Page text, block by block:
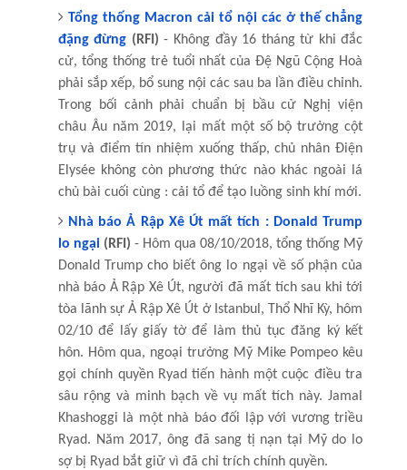
Tổng thống Macron cải tổ nội các ở thế chẳng
đặng đừng (RFI) - Không đầy 16 tháng từ khi đắc
cử, tổng thống trẻ tuổi nhất của Đệ Ngũ Cộng Hoà
phải sắp xếp, bổ sung nội các sau ba lần điều chỉnh.
Trong bối cảnh phải chuẩn bị bầu cử Nghị viện
châu Âu năm 2019, lại mất một số bộ trưởng cột
trụ và điểm tín nhiệm xuống thấp, chủ nhân Điện
Elysée không còn phương thức nào khác ngoài lá
chủ bài cuối cùng : cải tổ để tạo luồng sinh khí mới.
Nhà báo Ả Rập Xê Út mất tích : Donald Trump
lo ngại(RFI) - Hôm qua 08/10/2018, tổng thống Mỹ
Donald Trump cho biết ông lo ngại về số phận của
nhà báo Ả Rập Xê Út, người đã mất tích sau khi tới
tòa lãnh sự Ả Rập Xê Út ở Istanbul, Thổ Nhĩ Kỳ, hôm
02/10 để lấy giấy tờ để làm thủ tục đăng ký kết
hôn. Hôm qua, ngoại trưởng Mỹ Mike Pompeo kêu
gọi chính quyền Ryad tiến hành một cuộc điều tra
sâu rộng và minh bạch về vụ mất tích này. Jamal
Khashoggi là một nhà báo đối lập với vương triều
Ryad. Năm 2017, ông đã sang tị nạn tại Mỹ do lo
sợ bị Ryad bắt giữ vì đã chỉ trích chính quyền.